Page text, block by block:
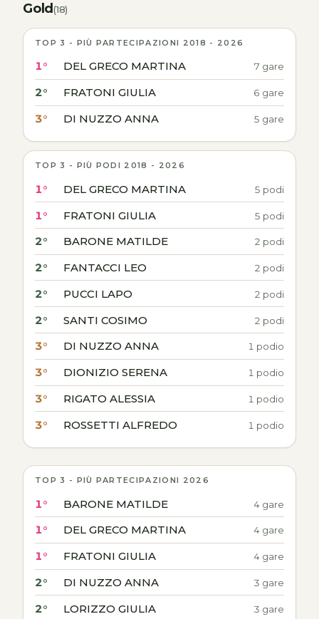
Gold(18)
TOP 3 - PIÙ PARTECIPAZIONI 2018 - 2026
1° DEL GRECO MARTINA 7 gare
2° FRATONI GIULIA 6 gare
3° DI NUZZO ANNA 5 gare
TOP 3 - PIÙ PODI 2018 - 2026
1° DEL GRECO MARTINA 5 podi
1° FRATONI GIULIA 5 podi
2° BARONE MATILDE 2 podi
2° FANTACCI LEO 2 podi
2° PUCCI LAPO 2 podi
2° SANTI COSIMO 2 podi
3° DI NUZZO ANNA 1 podio
3° DIONIZIO SERENA 1 podio
3° RIGATO ALESSIA 1 podio
3° ROSSETTI ALFREDO 1 podio
TOP 3 - PIÙ PARTECIPAZIONI 2026
1° BARONE MATILDE 4 gare
1° DEL GRECO MARTINA 4 gare
1° FRATONI GIULIA 4 gare
2° DI NUZZO ANNA 3 gare
2° LORIZZO GIULIA 3 gare